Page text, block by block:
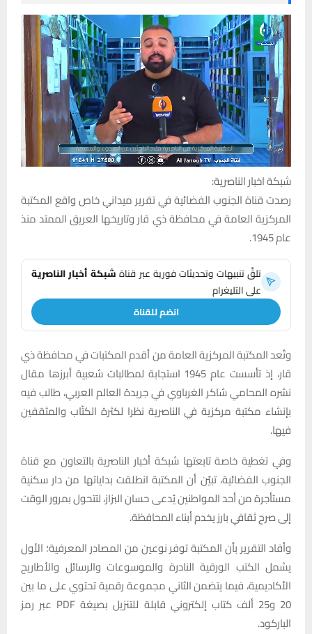
شبكة اخبار الناصرية:
رصدت قناة الجنوب الفضائية في تقرير ميداني خاص واقع المكتبة
المركزية العامة في محافظة ذي قار وتاريخها العريق الممتد منذ
عام 1945.
تلقَّ تنبيهات وتحديثات فورية عبر قناةشبكة أخبار الناصرية
على التليغرام
انضم للقناة
وتُعد المكتبة المركزية العامة من أقدم المكتبات في محافظة ذي
قار، إذ تأسست عام 1945 استجابة لمطالبات شعبية أبرزها مقال
نشره المحامي شاكر الغرباوي في جريدة العالم العربي، طالب فيه
بإنشاء مكتبة مركزية في الناصرية نظرا لكثرة الكتّاب والمثقفين
فيها.
وفي تغطية خاصة تابعتها شبكة أخبار الناصرية بالتعاون مع قناة
الجنوب الفضائية، تبيّن أن المكتبة انطلقت بداياتها من دار سكنية
مستأجرة من أحد المواطنين يُدعى حسان البزاز، لتتحول بمرور الوقت
إلى صرح ثقافي بارز يخدم أبناء المحافظة.
وأفاد التقرير بأن المكتبة توفر نوعين من المصادر المعرفية؛ الأول
يشمل الكتب الورقية النادرة والموسوعات والرسائل والأطاريح
الأكاديمية، فيما يتضمن الثاني مجموعة رقمية تحتوي على ما بين
20 و25 ألف كتاب إلكتروني قابلة للتنزيل بصيغة PDF عبر رمز
الباركود.